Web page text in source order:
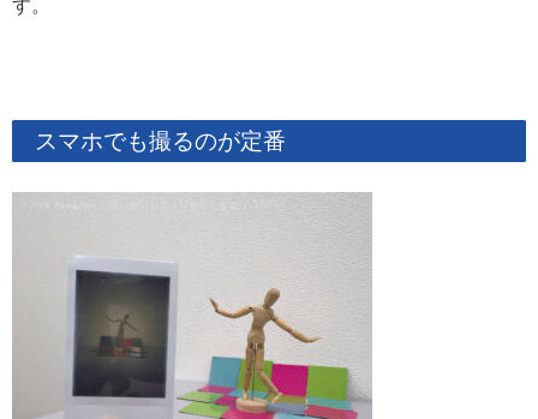
す。
スマホでも撮るのが定番